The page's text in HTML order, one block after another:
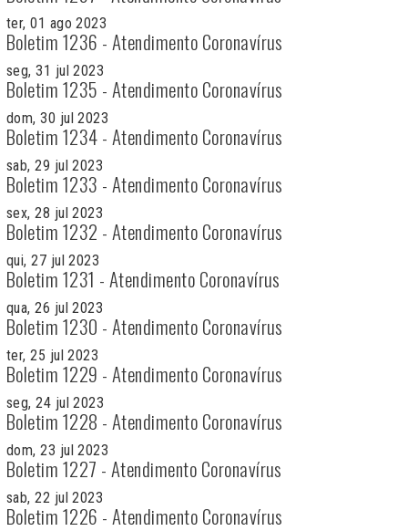
ter, 01 ago 2023
Boletim 1236 - Atendimento Coronavírus
seg, 31 jul 2023
Boletim 1235 - Atendimento Coronavírus
dom, 30 jul 2023
Boletim 1234 - Atendimento Coronavírus
sab, 29 jul 2023
Boletim 1233 - Atendimento Coronavírus
sex, 28 jul 2023
Boletim 1232 - Atendimento Coronavírus
qui, 27 jul 2023
Boletim 1231 - Atendimento Coronavírus
qua, 26 jul 2023
Boletim 1230 - Atendimento Coronavírus
ter, 25 jul 2023
Boletim 1229 - Atendimento Coronavírus
seg, 24 jul 2023
Boletim 1228 - Atendimento Coronavírus
dom, 23 jul 2023
Boletim 1227 - Atendimento Coronavírus
sab, 22 jul 2023
Boletim 1226 - Atendimento Coronavírus